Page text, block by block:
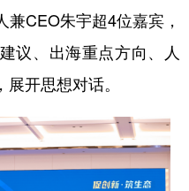
兼CEO朱宇超4位嘉宾，
议、出海重点方向、人
开思想对话。